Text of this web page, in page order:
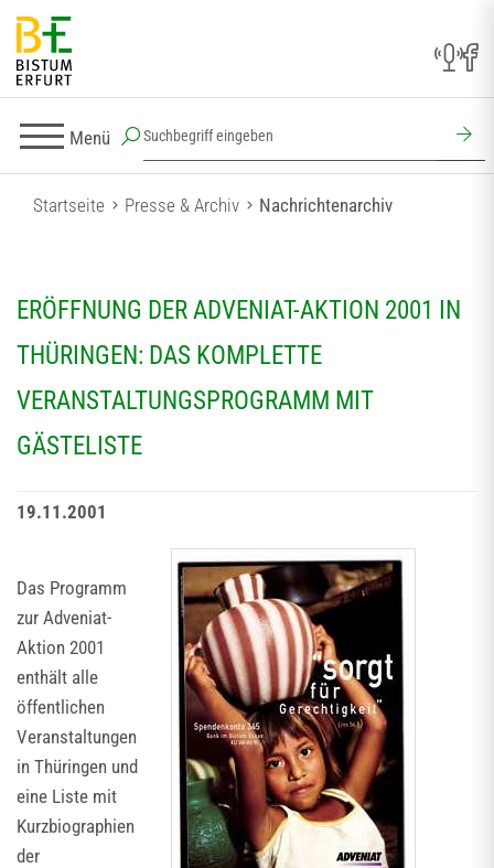
Menü
Startseite Presse & Archiv Nachrichtenarchiv
ERÖFFNUNG DER ADVENIAT-AKTION 2001 IN
THÜRINGEN: DAS KOMPLETTE
VERANSTALTUNGSPROGRAMM MIT
GÄSTELISTE
19.11.2001
Das Programm
zur Adveniat-
Aktion 2001
enthält alle
öffentlichen
Veranstaltungen
in Thüringen und
eine Liste mit
Kurzbiographien
der